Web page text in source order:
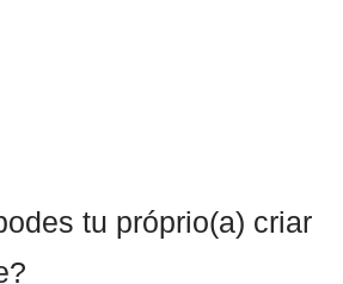
tu próprio(a) criar